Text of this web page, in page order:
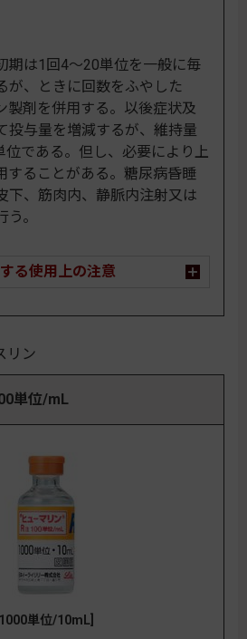
期は1回4～20単位を一般に毎
が、ときに回数をふやした
製剤を併用する。以後症状及
投与量を増減するが、維持量
位である。但し、必要により上
することがある。糖尿病昏睡
下、筋肉内、静脈内注射又は
。
る使用上の注意
リン
単位/mL
[1000単位/10mL]